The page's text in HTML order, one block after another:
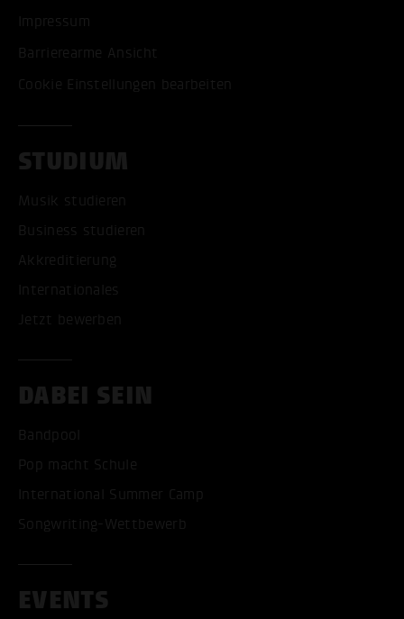
Impressum
Barrierearme Ansicht
Cookie Einstellungen bearbeiten
STUDIUM
Musik studieren
Business studieren
Akkreditierung
Internationales
Jetzt bewerben
DABEI SEIN
Bandpool
Pop macht Schule
International Summer Camp
Songwriting-Wettbewerb
EVENTS